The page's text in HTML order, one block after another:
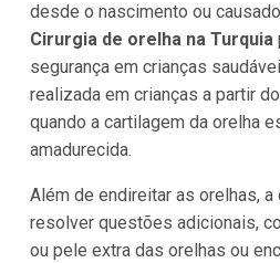
desde o nascimento ou
Cirurgia de orelha na Turquia
segurança em crianças
realizada em crianças a partir
quando a cartilagem da orelha
amadurecida.
Além de endireitar as orelhas,
resolver questões adicionais,
ou pele extra das orelhas ou